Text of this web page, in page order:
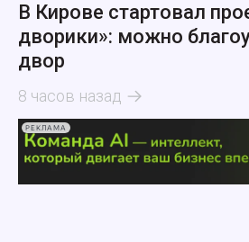
В Кирове стартовал
дворики»: можно
двор
8 часов назад
РЕКЛАМА